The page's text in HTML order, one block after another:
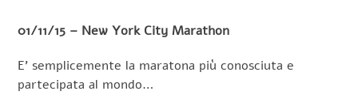
01/11/15 – New York City Marathon
E’ semplicemente la maratona più conosciuta e
partecipata al mondo…